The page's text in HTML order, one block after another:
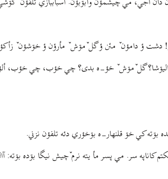
ؤ دامؤن ٚ مئن ؤ گل ٚمۊش ٚ مأرؤن ؤ خۊشؤن
الیۊشا؟ گل ٚمۊش ٚ خؤ-ه بدی؟ چي خؤب، چي خؤب،
بۊته کي خۊ قلنهار-ه بۊخؤري دئه تلفؤن نزني.
کاناپه سر. مي پسر مأ یته نرم ٚچیش نیگا بۊده بۊته: